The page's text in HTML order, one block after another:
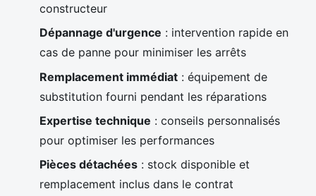
constructeur
Dépannage d'urgence : intervention rapide en
cas de panne pour minimiser les arrêts
Remplacement immédiat : équipement de
substitution fourni pendant les réparations
Expertise technique : conseils personnalisés
pour optimiser les performances
Pièces détachées : stock disponible et
remplacement inclus dans le contrat